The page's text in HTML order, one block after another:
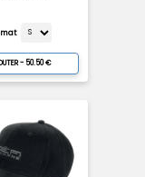
- 50.50 €